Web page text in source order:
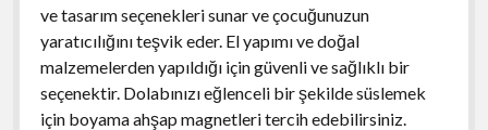
ve tasarım seçenekleri sunar ve çocuğunuzun
yaratıcılığını teşvik eder. El yapımı ve doğal
malzemelerden yapıldığı için güvenli ve sağlıklı bir
seçenektir. Dolabınızı eğlenceli bir şekilde süslemek
için boyama ahşap magnetleri tercih edebilirsiniz.